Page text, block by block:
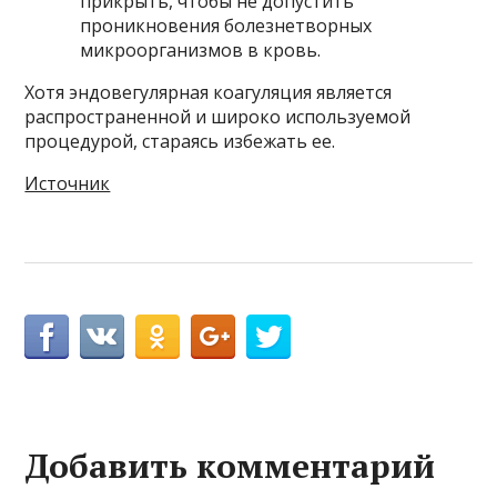
проникновения болезнетворных
микроорганизмов в кровь.
Хотя эндовегулярная коагуляция является
распространенной и широко используемой
процедурой, стараясь избежать ее.
Источник
Добавить комментарий